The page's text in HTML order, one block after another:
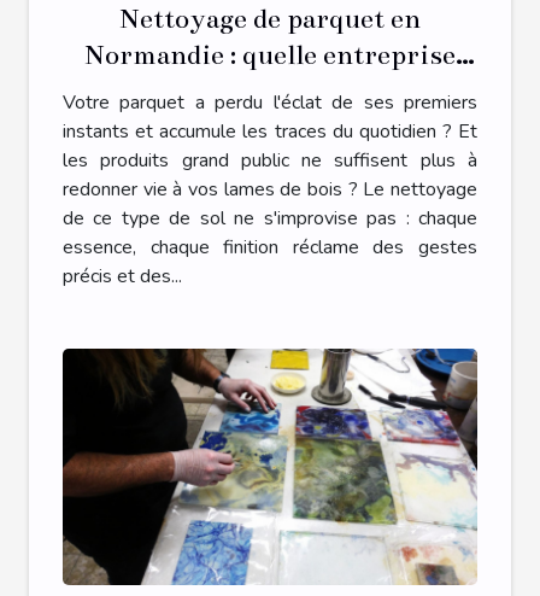
Nettoyage de parquet en
Normandie : quelle entreprise
spécialisée contacter ?
Votre parquet a perdu l'éclat de ses premiers
instants et accumule les traces du quotidien ? Et
les produits grand public ne suffisent plus à
redonner vie à vos lames de bois ? Le nettoyage
de ce type de sol ne s'improvise pas : chaque
essence, chaque finition réclame des gestes
précis et des...